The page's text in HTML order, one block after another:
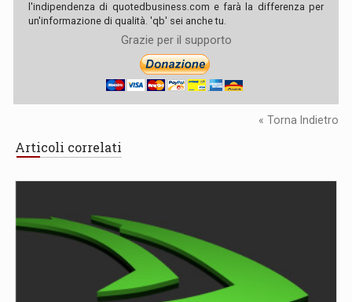
l'indipendenza di quotedbusiness.com e farà la differenza per
un'informazione di qualità. 'qb' sei anche tu.
Grazie per il supporto
« Torna Indietro
Articoli correlati